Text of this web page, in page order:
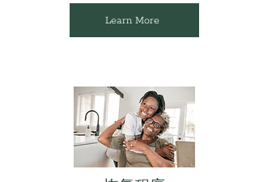
Learn More